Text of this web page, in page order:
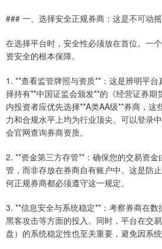
### 一、选择安全正规券商：这是不可动
在选择平台时，安全性必须放在首位。一
资安全的根本保障。
1. **查看监管牌照与资质**：这是辨明平
择持有**中国证监会颁发**的《经营证券期
内投资者应优先选择**A类AA级**券商，这
力和合规水平上均为行业顶尖。可以登录
会官网查询券商资质。
2. **资金第三方存管**：确保您的交易资
管，而非存放在券商自有账户中。这是防
何正规券商都必须遵守这一规定。
3. **信息安全与系统稳定**：考察券商在
黑客攻击等方面的投入。同时，平台在交
盘）的系统稳定性也至关重要，避免因系统